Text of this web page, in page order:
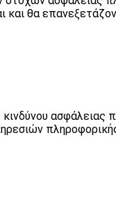
και θα
κινδύνου ασφάλειας